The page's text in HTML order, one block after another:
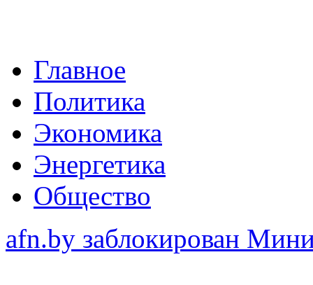
Главное
Политика
Экономика
Энергетика
Общество
afn.by заблокирован